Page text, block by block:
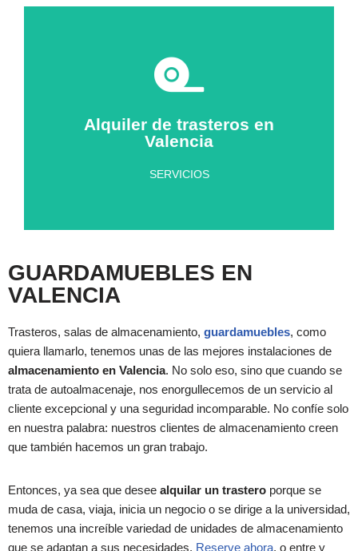
Alquiler de trasteros en
Valencia
SERVICIOS
Trae tus cosas con nosotros
Tiene a su disposición carretillas, carros y
trastero
GUARDAMUEBLES EN
VALENCIA
Trasteros, salas de almacenamiento, guardamuebles, como
quiera llamarlo, tenemos unas de las mejores instalaciones de
almacenamiento en Valencia. No solo eso, sino que cuando se
trata de autoalmacenaje, nos enorgullecemos de un servicio al
cliente excepcional y una seguridad incomparable. No confíe solo
en nuestra palabra: nuestros clientes de almacenamiento creen
que también hacemos un gran trabajo.
Entonces, ya sea que desee alquilar un trastero porque se
muda de casa, viaja, inicia un negocio o se dirige a la universidad,
tenemos una increíble variedad de unidades de almacenamiento
que se adaptan a sus necesidades. Reserve ahora, o entre y